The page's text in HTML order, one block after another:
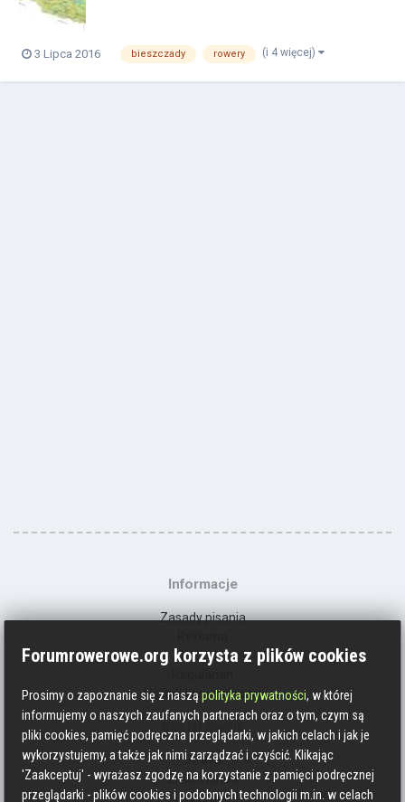
3 Lipca 2016 bieszczady rowery (i 4 więcej)
Informacje
Zasady pisania
Kontakt
Polityka prywatności
Social media
Strava
Endomondo
Facebook
Forumrowerowe.org korzysta z plików cookies
Prosimy o zapoznanie się z nasząpolityka prywatności, w której
informujemy o naszych zaufanych partnerach oraz o tym, czym są
pliki cookies, pamięć podręczna przeglądarki, w jakich celach i jak je
wykorzystujemy, a także jak nimi zarządzać i czyścić. Klikając
'Zaakceptuj' - wyrażasz zgodzę na korzystanie z pamięci podręcznej
przeglądarki - plików cookies i podobnych technologii m.in. w celach